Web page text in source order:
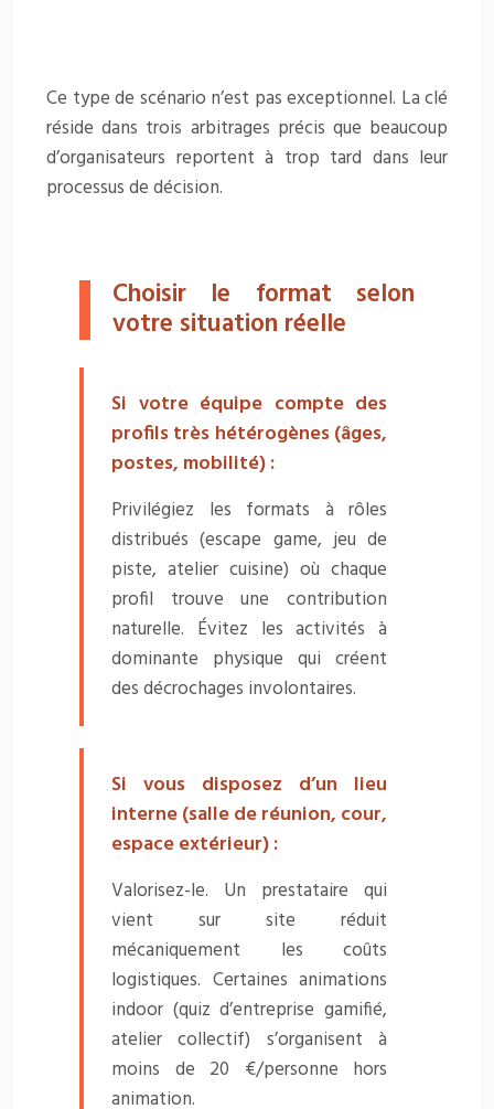
Ce type de scénario n’est pas exceptionnel. La clé
réside dans trois arbitrages précis que beaucoup
d’organisateurs reportent à trop tard dans leur
processus de décision.
Choisir le format selon
votre situation réelle
Si votre équipe compte des
profils très hétérogènes (âges,
postes, mobilité) :
Privilégiez les formats à rôles
distribués (escape game, jeu de
piste, atelier cuisine) où chaque
profil trouve une contribution
naturelle. Évitez les activités à
dominante physique qui créent
des décrochages involontaires.
Si vous disposez d’un lieu
interne (salle de réunion, cour,
espace extérieur) :
Valorisez-le. Un prestataire qui
vient sur site réduit
mécaniquement les coûts
logistiques. Certaines animations
indoor (quiz d’entreprise gamifié,
atelier collectif) s’organisent à
moins de 20 €/personne hors
animation.